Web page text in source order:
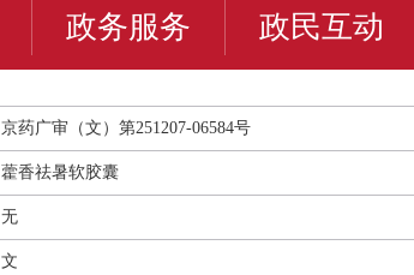
政务服务 政民互动
京药广审（文）第251207-06584号
藿香祛暑软胶囊
无
文